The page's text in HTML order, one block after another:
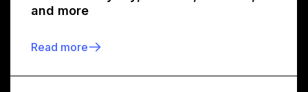
and more
Read more